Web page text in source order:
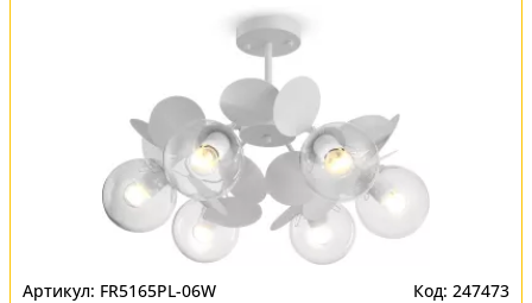
FR5165PL-06W 247473